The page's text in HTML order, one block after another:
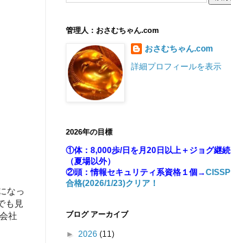
なっ
も見
社
管理人：おさむちゃん.com
おさむちゃん.com
詳細プロフィールを表示
2026年の目標
①体：8,000歩/日を月20日以上＋ジョグ継続
（夏場以外）
②頭：情報セキュリティ系資格１個→CISSP
合格(2026/1/23)クリア！
ブログ アーカイブ
► 2026 (11)